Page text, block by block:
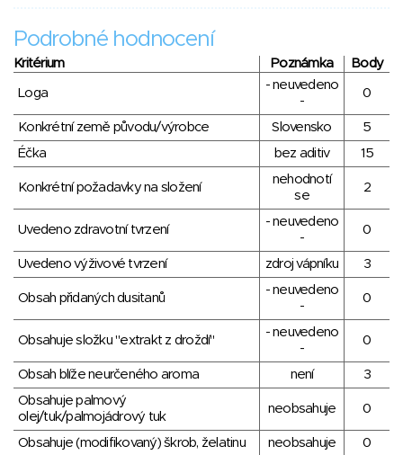
Podrobné hodnocení
Kritérium Poznámka Body
Loga
- neuvedeno
-
0
Konkrétní země původu/výrobce Slovensko
5
Éčka
bez aditiv 15
Konkrétní požadavky na složení
nehodnotí
se
2
Uvedeno zdravotní tvrzení
- neuvedeno
-
0
Uvedeno výživové tvrzení zdroj vápníku 3
Obsah přidaných dusitanů
- neuvedeno
-
0
Obsahuje složku "extrakt z droždí"
- neuvedeno
-
0
Obsah blíže neurčeného aroma není
3
Obsahuje palmový
olej/tuk/palmojádrový tuk
neobsahuje 0
Obsahuje (modifikovaný) škrob, želatinu neobsahuje 0